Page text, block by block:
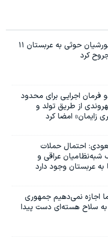
حمله شورشیان حوثی به عربستان ۱۱
کرد
فرمان اجرایی برای محدود
از طریق تولد و
زایمان» امضا کرد
احتمال حملات
شبه‌نظامیان عراقی و
عربستان وجود دارد
اجازه نمی‌دهیم جمهوری
به سلاح هسته‌ای دست پیدا